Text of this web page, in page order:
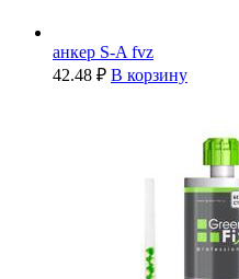
анкер S-A fvz
42.48 ₽ В корзину